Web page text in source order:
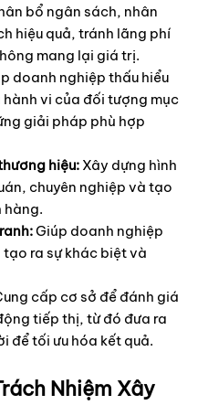
bổ ngân sách, nhân
hiệu quả, tránh lãng phí
mang lại giá trị.
doanh nghiệp thấu hiểu
hành vi của đối tượng mục
giải pháp phù hợp
hiệu: Xây dựng hình
chuyên nghiệp và tạo
hàng.
Giúp doanh nghiệp
ra sự khác biệt và
cấp cơ sở để đánh giá
tiếp thị, từ đó đưa ra
để tối ưu hóa kết quả.
Nhiệm Xây